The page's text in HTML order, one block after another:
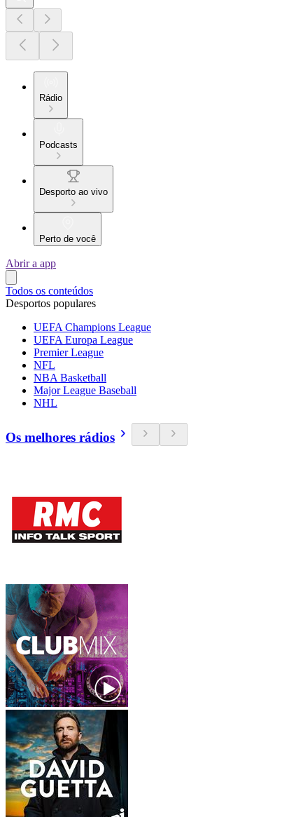
Rádio
Podcasts
Desporto ao vivo
Perto de você
Abrir a app
Todos os conteúdos
Desportos populares
UEFA Champions League
UEFA Europa League
Premier League
NFL
NBA Basketball
Major League Baseball
NHL
Os melhores rádios